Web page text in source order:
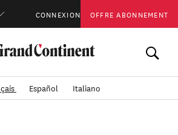
CONNEXION OFFRE ABONNEMENT
Español Italiano